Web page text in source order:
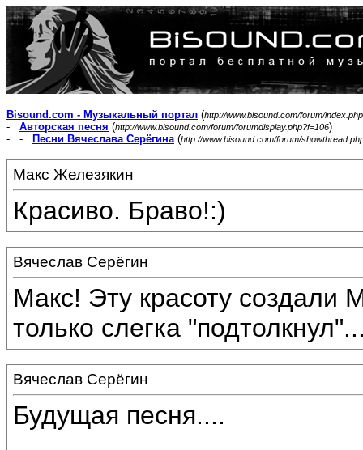
Bisound.com - Музыкальный портал (http://www.bisound.com/forum/index.php
- Авторская песня (http://www.bisound.com/forum/forumdisplay.php?f=106)
- -
Песни Вячеслава Серёгина(http://www.bisound.com/forum/
Макс Железякин
Красиво. Браво!:)
Вячеслав Серёгин
Макс! Эту красоту создали
только слегка
Вячеслав Серёгин
Будущая песня....